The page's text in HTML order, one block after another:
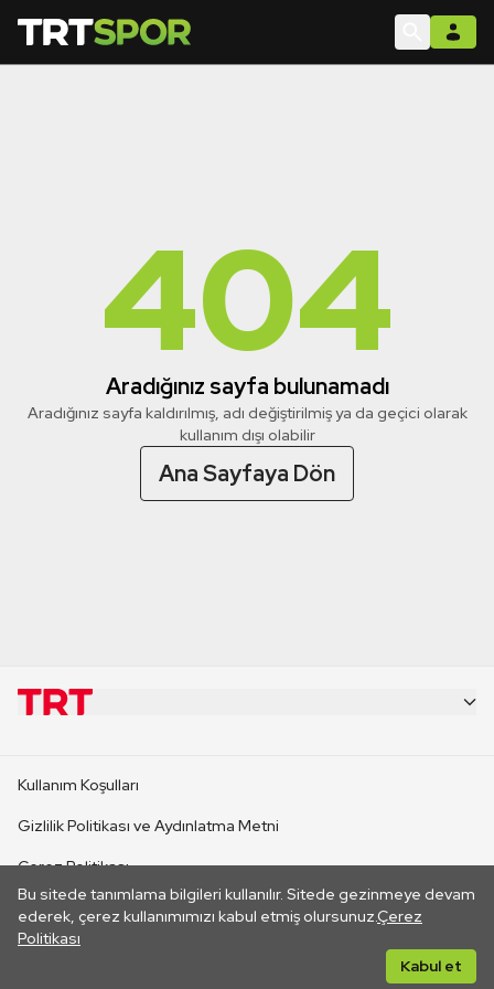
404
Aradığınız sayfa bulunamadı
Aradığınız sayfa kaldırılmış, adı değiştirilmiş ya da geçici olarak
kullanım dışı olabilir
Ana Sayfaya Dön
Bu sitede tanımlama bilgileri kullanılır. Sitede gezinmeye devam
ederek, çerez kullanımımızı kabul etmiş olursunuz.Çerez
Politikası
Kabul et
CANLI YAYINLAR
Kullanım Koşulları
Gizlilik Politikası ve Aydınlatma Metni
Çerez Politikası
İletişim
Her hakkı saklıdır. ©2026 TRT. Bağlantı yoluyla gidilen dış